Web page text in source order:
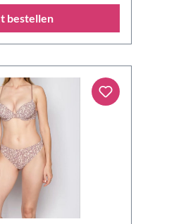
bestellen